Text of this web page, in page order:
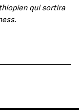
qui sortira